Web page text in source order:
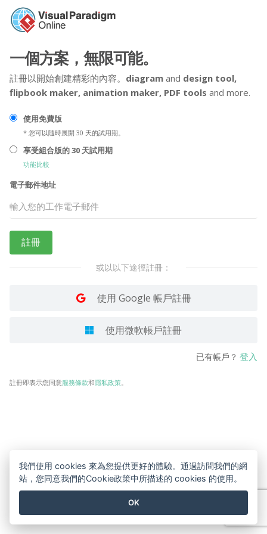
一個方案，無限可能。
註冊以開始創建精彩的內容。 diagram and design tool,
flipbook maker, animation maker, PDF tools and more.
使用免費版
* 您可以隨時展開 30 天的試用期。
享受組合版的 30 天試用期
功能比較
電子郵件地址
註冊
或以以下途徑註冊：
使用 Google 帳戶註冊
使用微軟帳戶註冊
已有帳戶？ 登入
註冊即表示您同意服務條款和隱私政策。
我們使用 cookies 來為您提供更好的體驗。通過訪問我們的網
站，您同意我們的Cookie政策中所描述的 cookies 的使用。
OK